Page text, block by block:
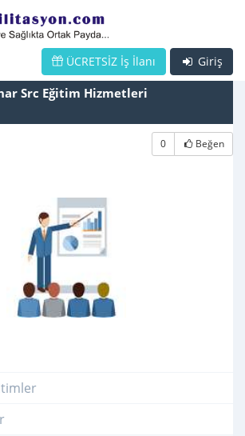
Giriş
ÜCRETSİZ İş İlanı
Src Eğitim Hizmetleri
0 Beğen